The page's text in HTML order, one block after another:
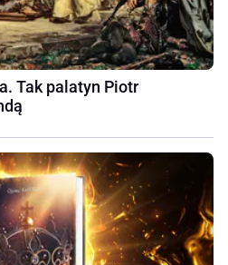
Tak palatyn Piotr